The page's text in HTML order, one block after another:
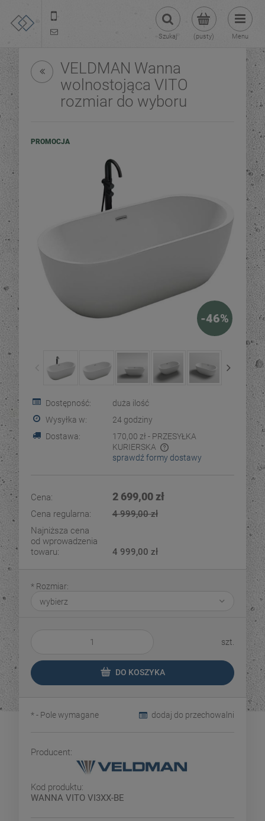
(pusty)
Szukaj Menu
VELDMAN Wanna
wolnostojąca VITO
rozmiar do wyboru
PROMOCJA
-46%
Dostępność:
duża ilość
Wysyłka w:
24 godziny
Dostawa:
170,00 zł - PRZESYŁKA
KURIERSKA
Cena nie zawiera ewentualnych kosztów płatności
sprawdź formy dostawy
Cena: 2 699,00 zł
Cena regularna:
4 999,00 zł
Najniższa cena
od wprowadzenia
towaru:
4 999,00 zł
* Rozmiar:
szt.
DO KOSZYKA
dodaj do przechowalni
*- Pole wymagane
Producent:
Kod produktu:
WANNA VITO VI3XX-BE